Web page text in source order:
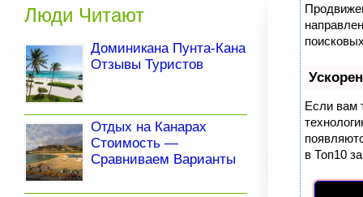
Если вам
в Топ10
Люди Читают
Доминикана Пунта-Кана
Отзывы Туристов
Отдых на Канарах
Стоимость —
Сравниваем Варианты